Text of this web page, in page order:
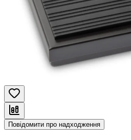
Повідомити про надходження